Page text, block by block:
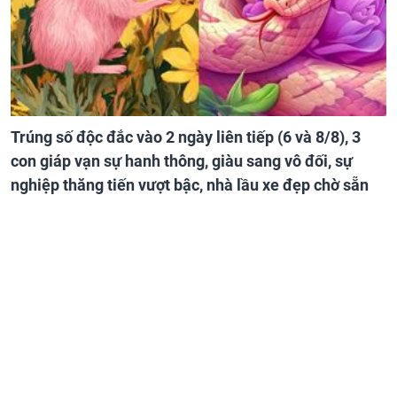
Trúng số độc đắc vào 2 ngày liên tiếp (6 và 8/8), 3
con giáp vạn sự hanh thông, giàu sang vô đối, sự
nghiệp thăng tiến vượt bậc, nhà lầu xe đẹp chờ sẵn